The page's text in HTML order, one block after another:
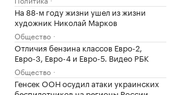
На 88-м году жизни ушел из жизни
художник Николай Марков
Общество
Отличия бензина классов Евро-2,
Евро-3, Евро-4 и Евро-5. Видео РБК
Общество
Генсек ООН осудил атаки украинских